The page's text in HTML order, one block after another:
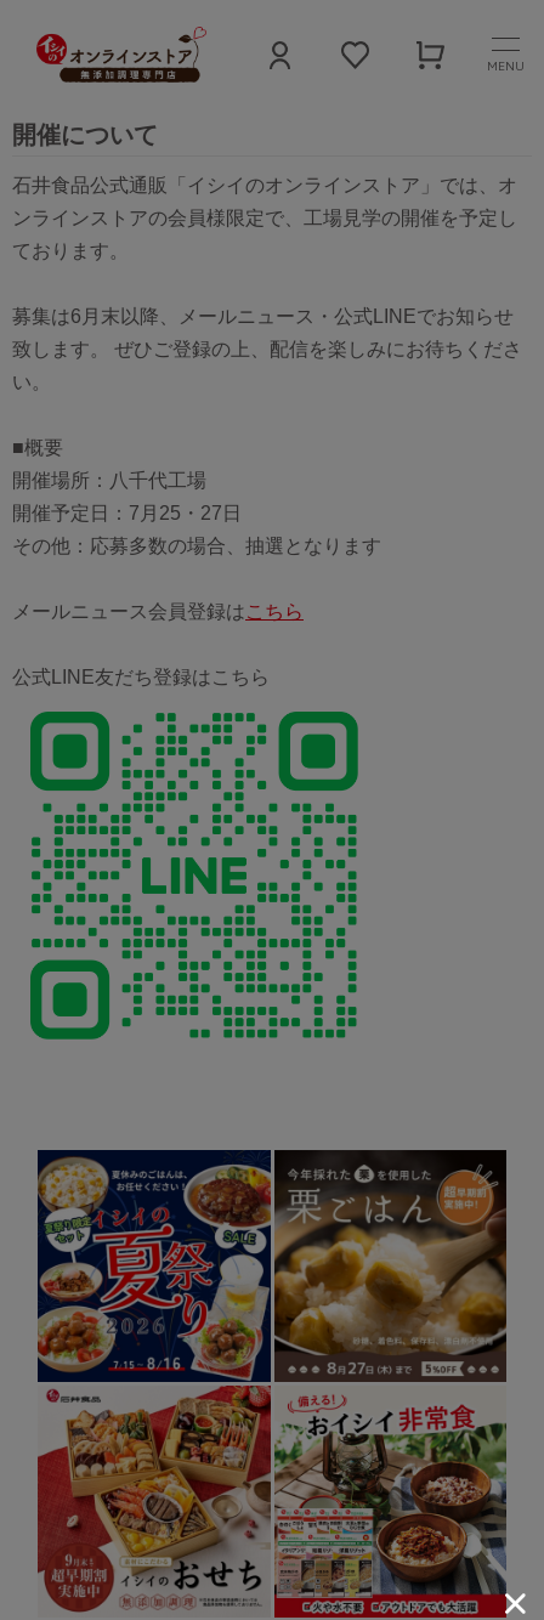
MENU
開催について
石井食品公式通販「イシイのオンラインストア」では、オ
ンラインストアの会員様限定で、工場見学の開催を予定し
ております。
募集は6月末以降、メールニュース・公式LINEでお知らせ
致します。 ぜひご登録の上、配信を楽しみにお待ちくださ
い。
■概要
開催場所：八千代工場
開催予定日：7月25・27日
その他：応募多数の場合、抽選となります
メールニュース会員登録は こちら
公式LINE友だち登録はこちら